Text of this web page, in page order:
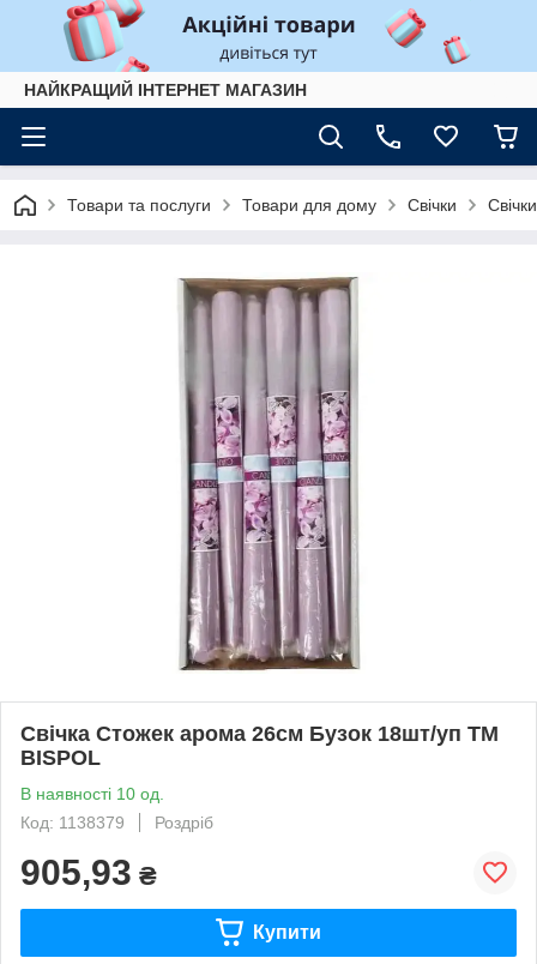
НАЙКРАЩИЙ ІНТЕРНЕТ МАГАЗИН
Товари та послуги Товари для дому Свічки
Свічка Стожек арома 26см Бузок 18шт/уп ТМ
BISPOL
В наявності 10 од.
Код: 1138379
Роздріб
905,93 ₴
Купити